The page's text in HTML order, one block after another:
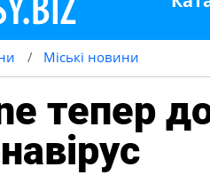
Міські новини
тепер